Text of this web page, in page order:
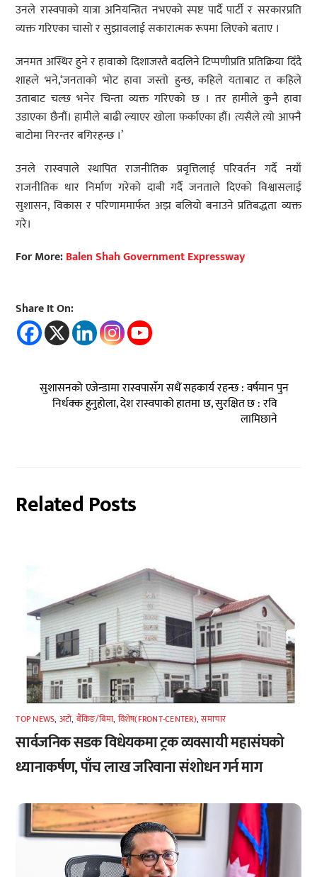
उनले रास्वपाको यात्रा अनियन्त्रित नभएको स्पष्ट पार्दै पार्टी र सरकारप्रति
व्यक्त गरिएका चासो र सुझावलाई सकारात्मक रूपमा लिएको बताए ।
जनमत अस्थिर हुने र हावाको दिशाजस्तै बदलिने टिप्पणीप्रति प्रतिक्रिया दिँदै
शाहले भने,‘जनताको भोट हावा जस्तो हुन्छ, कहिले यताबाट त कहिले
उताबाट चल्छ भनेर चिन्ता व्यक्त गरिएको छ । तर हामीले कुनै हावा
उडाएका छैनौं। हामीले बाढी ल्याएर खोला फर्काएका हौं। त्यसैले त्यो आफ्नै
बाटोमा निरन्तर बगिरहन्छ ।’
उनले रास्वपाले स्थापित राजनीतिक प्रवृत्तिलाई परिवर्तन गर्दै नयाँ
राजनीतिक धार निर्माण गरेको दाबी गर्दै जनताले दिएको विश्वासलाई
सुशासन, विकास र परिणाममार्फत अझ बलियो बनाउने प्रतिबद्धता व्यक्त
गरे।
For More:Balen Shah Government Expressway
Share It On:
सुशासनको एजेन्डामा रास्वपासँग सधैं सहकार्य रहन्छ : वर्षमान पुन
निर्धक्क हुनुहोला, देश रास्वपाको हातमा छ, सुरक्षित छ : रवि
लामिछाने
Related Posts
TOP NEWS, अटाे, बैंकिङ/बिमा, विशेष(FRONT-CENTER),समाचार
सार्वजनिक सडक विधेयकमा ट्रक व्यवसायी महासंघको
ध्यानाकर्षण, पाँच लाख जरिवाना संशोधन गर्न माग